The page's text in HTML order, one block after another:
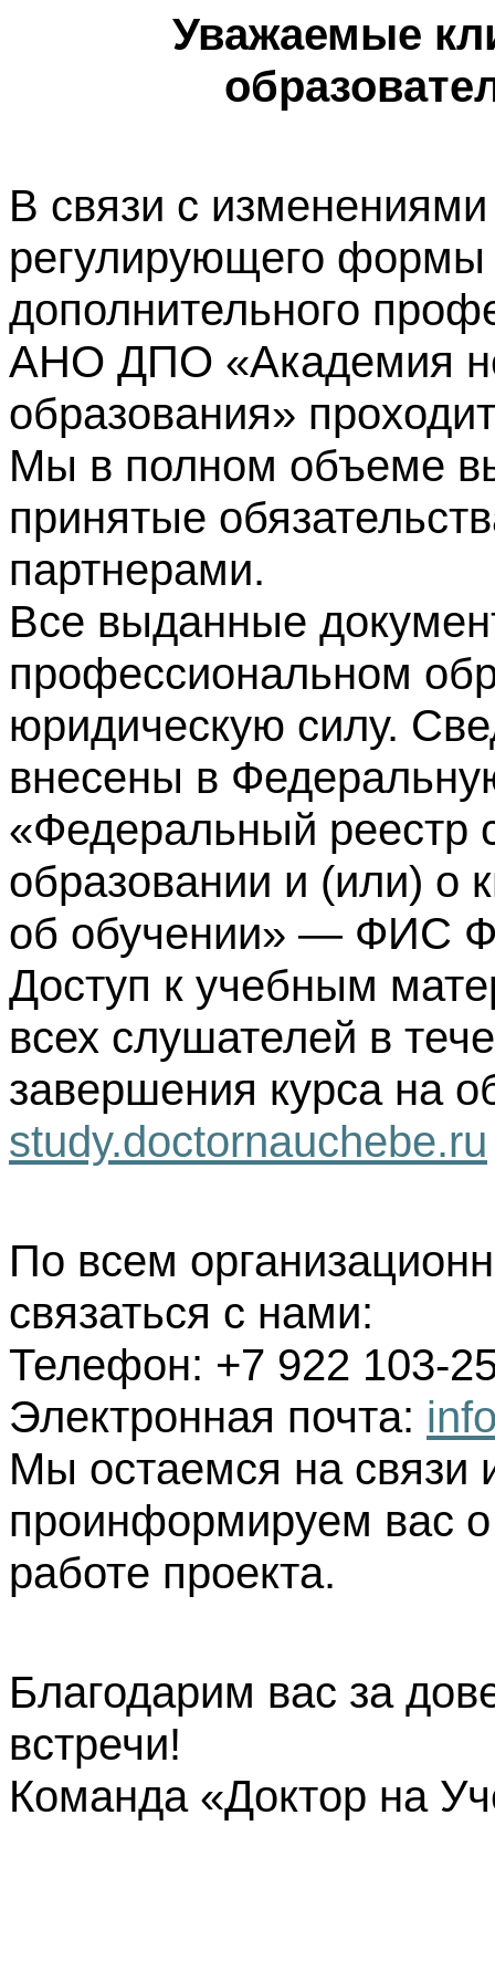
Уважаемые
В связи с изменениями
регулирующего формы
дополнительного
АНО ДПО «Академия
образования»
Мы в полном объеме
принятые
партнерами.
Все выданные
профессиональном
юридическую силу.
внесены в
«Федеральный реестр
образовании и (или) о
об обучении» — ФИС
Доступ к учебным
всех слушателей в
завершения курса на
study.doctornauchebe.ru
По всем
связаться с нами:
Телефон: +7 922 103-
Электронная почта:
Мы остаемся на связи
проинформируем вас
работе проекта.
Благодарим вас за
встречи!
Команда «Доктор на